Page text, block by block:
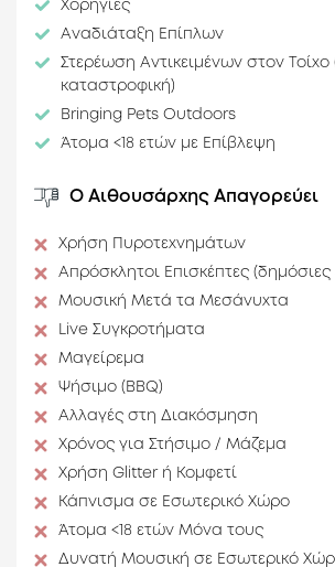
Δρόμο (εύρεση από
ταξί)
Κοντινή Στάση
Λεωφορείου
Ειδικές
Προτιμήσεις
Επιπλωμένο
Χορηγίες
Αναδιάταξη Επίπλων
Στερέωση Αντικειμένων στον Τοίχο
καταστροφική)
Bringing Pets Outdoors
Άτομα <18 ετών με Επίβλεψη
Ο Αιθουσάρχης Απαγορεύει
Χρήση Πυροτεχνημάτων
Απρόσκλητοι Επισκέπτες (δημόσιες
Μουσική Μετά τα Μεσάνυχτα
Live Συγκροτήματα
Μαγείρεμα
Ψήσιμο (BBQ)
Αλλαγές στη Διακόσμηση
Χρόνος για Στήσιμο / Μάζεμα
Χρήση Glitter ή Κομφετί
Κάπνισμα σε Εσωτερικό Χώρο
Άτομα <18 ετών Μόνα τους
Δυνατή Μουσική σε Εσωτερικό